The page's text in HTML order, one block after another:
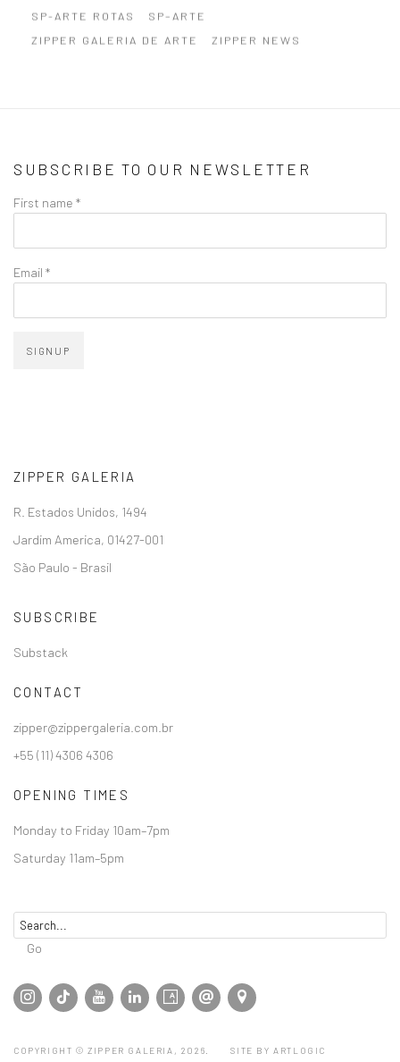
SP-ARTE ROTAS
SP–ARTE
ZIPPER GALERIA DE ARTE
ZIPPER NEWS
SUBSCRIBE TO OUR NEWSLETTER
First name *
Email *
SIGNUP
ZIPPER GALERIA
R. Estados Unidos, 1494
Jardim America, 01427-001
São Paulo - Brasil
SUBSCRIBE
Substack
CONTACT
zipper@zippergaleria.com.br
+55 (11) 4306 4306
OPENING TIMES
Monday to Friday 10am–7pm
Saturday 11am–5pm
Go
COPYRIGHT © ZIPPER GALERIA, 2026. SITE BY ARTLOGIC